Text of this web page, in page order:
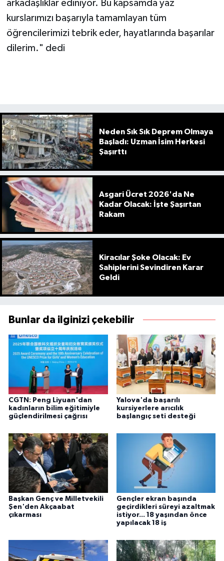
arkadaşlıklar ediniyor. Bu kapsamda yaz
kurslarımızı başarıyla tamamlayan tüm
öğrencilerimizi tebrik eder, hayatlarında başarılar
dilerim." dedi
Neden Sık Sık Deprem Olmaya
Başladı: Uzman İsim Herkesi
Şaşırttı
Asgari Ücret 2026'da Ne
Kadar Olacak: İşte Şaşırtan
Rakam
Kiracılar Şoke Olacak: Ev
Sahiplerini Sevindiren Karar
Geldi
Bunlar da ilginizi çekebilir
CGTN: Peng Liyuan'dan
kadınların bilim eğitimiyle
güçlendirilmesi çağrısı
Yalova'da başarılı
kursiyerlere arıcılık
başlangıç seti desteği
Başkan Genç ve Milletvekili
Şen'den Akçaabat
çıkarması
Gençler ekran başında
geçirdikleri süreyi azaltmak
istiyor... 18 yaşından önce
yapılacak 18 iş